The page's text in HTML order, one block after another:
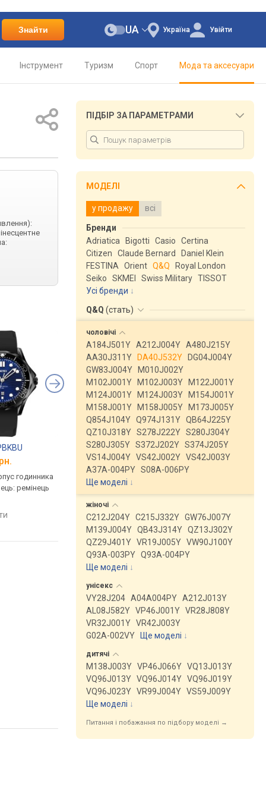
Знайти Україна
UA Увійти
Інструмент Туризм Спорт Мода та аксесуари
годинника
ремінець
Daniel Klein DK.1.12505-2
від 1 187 грн.
кварцові, корпус годинника
латунь, ремінець: ремінець
порівняти
Daniel Klein
від 1 187 грн.
порівняти
ПІДБІР ЗА ПАРАМЕТРАМИ
МОДЕЛІ
у продажу всі
Бренди
Adriatica
Bigotti Casio
Certina
Citizen
Claude Bernard
Daniel Klein
FESTINA
Orient Q&Q
Royal London
Seiko
SKMEI Swiss Military TISSOT
Усі бренди
Q&Q (стать)
чоловічі
A184J501Y A212J004Y A480J215Y
AA30J311Y
DA40J532Y
DG04J004Y
GW83J004Y
M010J002Y
M102J001Y
M102J003Y
M122J001Y
M124J001Y
M124J003Y
M154J001Y
M158J001Y
M158J005Y
M173J005Y
Q854J104Y Q974J131Y QB64J225Y
QZ10J318Y S278J222Y S280J304Y
S280J305Y S372J202Y S374J205Y
VS14J004Y VS42J002Y VS42J003Y
A37A-004PY S08A-006PY
Ще моделі ↓
жіночі
C212J204Y C215J332Y GW76J007Y
M139J004Y QB43J314Y QZ13J302Y
QZ29J401Y VR19J005Y VW90J100Y
Q93A-003PY Q93A-004PY
Ще моделі ↓
унісекс
VY28J204 A04A004PY A212J013Y
AL08J582Y VP46J001Y VR28J808Y
VR32J001Y VR42J003Y
G02A-002VY
Ще моделі ↓
дитячі
M138J003Y VP46J066Y VQ13J013Y
VQ96J013Y VQ96J014Y VQ96J019Y
VQ96J023Y VR99J004Y VS59J009Y
Ще моделі ↓
Питання і побажання по підбору моделі →